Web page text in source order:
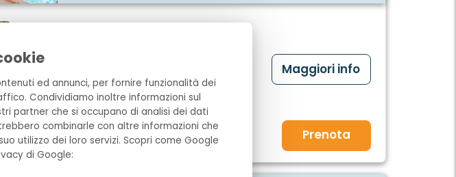
ed annunci, per fornire funzionalità dei
Condividiamo inoltre informazioni sul
partner che si occupano di analisi dei dati
combinarle con altre informazioni che
utilizzo dei loro servizi. Scopri come Google
di Google:
6
14-08-2026 / 19-08-2026
Solo 1 disponibile
Dal€ 1.136 Adesso€ 1.030
Maggiori info
Prenota